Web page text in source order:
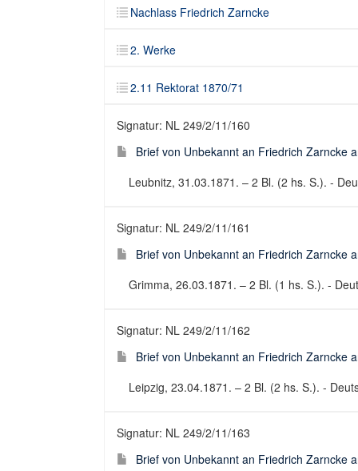
Nachlass Friedrich Zarncke
2. Werke
2.11 Rektorat 1870/71
Signatur: NL 249/2/11/160
Brief von Unbekannt an Friedrich Zarncke
Leubnitz, 31.03.1871. – 2 Bl. (2 hs. S.). -
Signatur: NL 249/2/11/161
Brief von Unbekannt an Friedrich Zarncke
Grimma, 26.03.1871. – 2 Bl. (1 hs. S.). -
Signatur: NL 249/2/11/162
Brief von Unbekannt an Friedrich Zarncke
Leipzig, 23.04.1871. – 2 Bl. (2 hs. S.). -
Signatur: NL 249/2/11/163
Brief von Unbekannt an Friedrich Zarncke